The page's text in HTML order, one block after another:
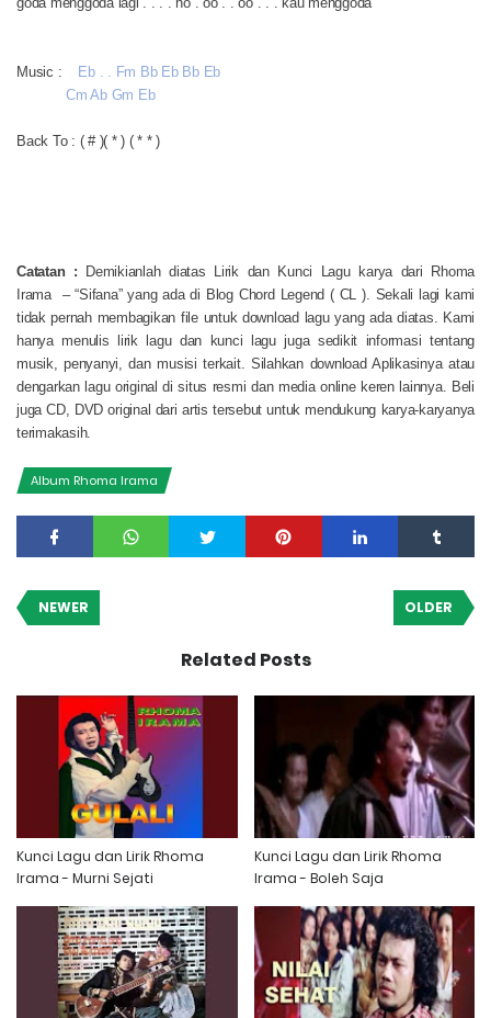
Music :
Eb . . Fm Bb Eb Bb Eb
Cm Ab Gm Eb
Back To : ( # )( * ) ( * * )
Catatan :
Demikianlah diatas Lirik dan Kunci Lagu karya dari Rhoma
Irama – “Sifana” yang ada di Blog Chord Legend ( CL ). Sekali lagi kami
tidak pernah membagikan file untuk download lagu yang ada diatas. Kami
hanya menulis lirik lagu dan kunci lagu juga sedikit informasi tentang
musik, penyanyi, dan musisi terkait. Silahkan download Aplikasinya atau
dengarkan lagu original di situs resmi dan media online keren lainnya. Beli
juga CD, DVD original dari artis tersebut untuk mendukung karya-karyanya
terimakasih.
Album Rhoma Irama
NEWER OLDER
Related Posts
Kunci Lagu dan Lirik Rhoma
Irama - Murni Sejati
Kunci Lagu dan Lirik Rhoma
Irama - Boleh Saja